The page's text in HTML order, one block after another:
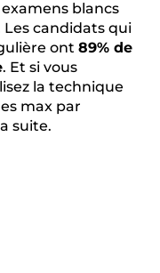
blancs
candidats qui
ont 89% de
. Et si vous
la technique
max par
suite.